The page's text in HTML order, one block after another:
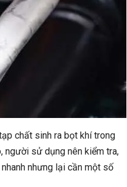
chất sinh ra bọt khí trong
người sử dụng nên kiểm tra,
nhưng lại cần một số